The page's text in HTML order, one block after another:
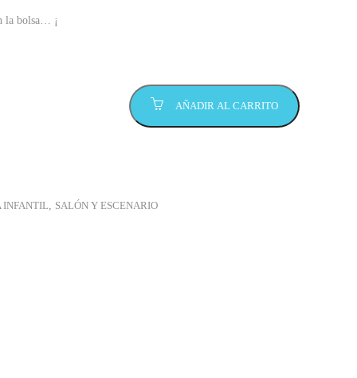
la bolsa… ¡
AÑADIR AL CARRITO
INFANTIL, SALÓN Y ESCENARIO